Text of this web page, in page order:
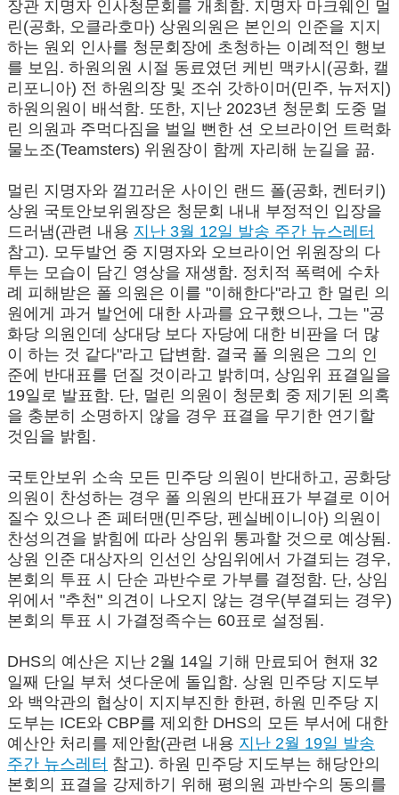
장관 지명자 인사청문회를 개최함. 지명자 마크웨인 멀
린(공화, 오클라호마) 상원의원은 본인의 인준을 지지
하는 원외 인사를 청문회장에 초청하는 이례적인 행보
를 보임. 하원의원 시절 동료였던 케빈 맥카시(공화, 캘
리포니아) 전 하원의장 및 조쉬 갓하이머(민주, 뉴저지)
하원의원이 배석함. 또한, 지난 2023년 청문회 도중 멀
린 의원과 주먹다짐을 벌일 뻔한 션 오브라이언 트럭화
물노조(Teamsters) 위원장이 함께 자리해 눈길을 끎.
멀린 지명자와 껄끄러운 사이인 랜드 폴(공화, 켄터키)
상원 국토안보위원장은 청문회 내내 부정적인 입장을
드러냄(관련 내용 지난 3월 12일 발송 주간 뉴스레터
참고). 모두발언 중 지명자와 오브라이언 위원장의 다
투는 모습이 담긴 영상을 재생함. 정치적 폭력에 수차
례 피해받은 폴 의원은 이를 "이해한다"라고 한 멀린 의
원에게 과거 발언에 대한 사과를 요구했으나, 그는 "공
화당 의원인데 상대당 보다 자당에 대한 비판을 더 많
이 하는 것 같다"라고 답변함. 결국 폴 의원은 그의 인
준에 반대표를 던질 것이라고 밝히며, 상임위 표결일을
19일로 발표함. 단, 멀린 의원이 청문회 중 제기된 의혹
을 충분히 소명하지 않을 경우 표결을 무기한 연기할
것임을 밝힘.
국토안보위 소속 모든 민주당 의원이 반대하고, 공화당
의원이 찬성하는 경우 폴 의원의 반대표가 부결로 이어
질수 있으나 존 페터맨(민주당, 펜실베이니아) 의원이
찬성의견을 밝힘에 따라 상임위 통과할 것으로 예상됨.
상원 인준 대상자의 인선인 상임위에서 가결되는 경우,
본회의 투표 시 단순 과반수로 가부를 결정함. 단, 상임
위에서 "추천" 의견이 나오지 않는 경우(부결되는 경우)
본회의 투표 시 가결정족수는 60표로 설정됨.
DHS의 예산은 지난 2월 14일 기해 만료되어 현재 32
일째 단일 부처 셧다운에 돌입함. 상원 민주당 지도부
와 백악관의 협상이 지지부진한 한편, 하원 민주당 지
도부는 ICE와 CBP를 제외한 DHS의 모든 부서에 대한
예산안 처리를 제안함(관련 내용 지난 2월 19일 발송
주간 뉴스레터 참고). 하원 민주당 지도부는 해당안의
본회의 표결을 강제하기 위해 평의원 과반수의 동의를